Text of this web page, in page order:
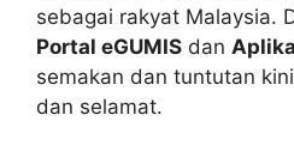
sebagai rakyat Malaysia.
Portal eGUMIS dan
semakan dan tuntutan
dan selamat.